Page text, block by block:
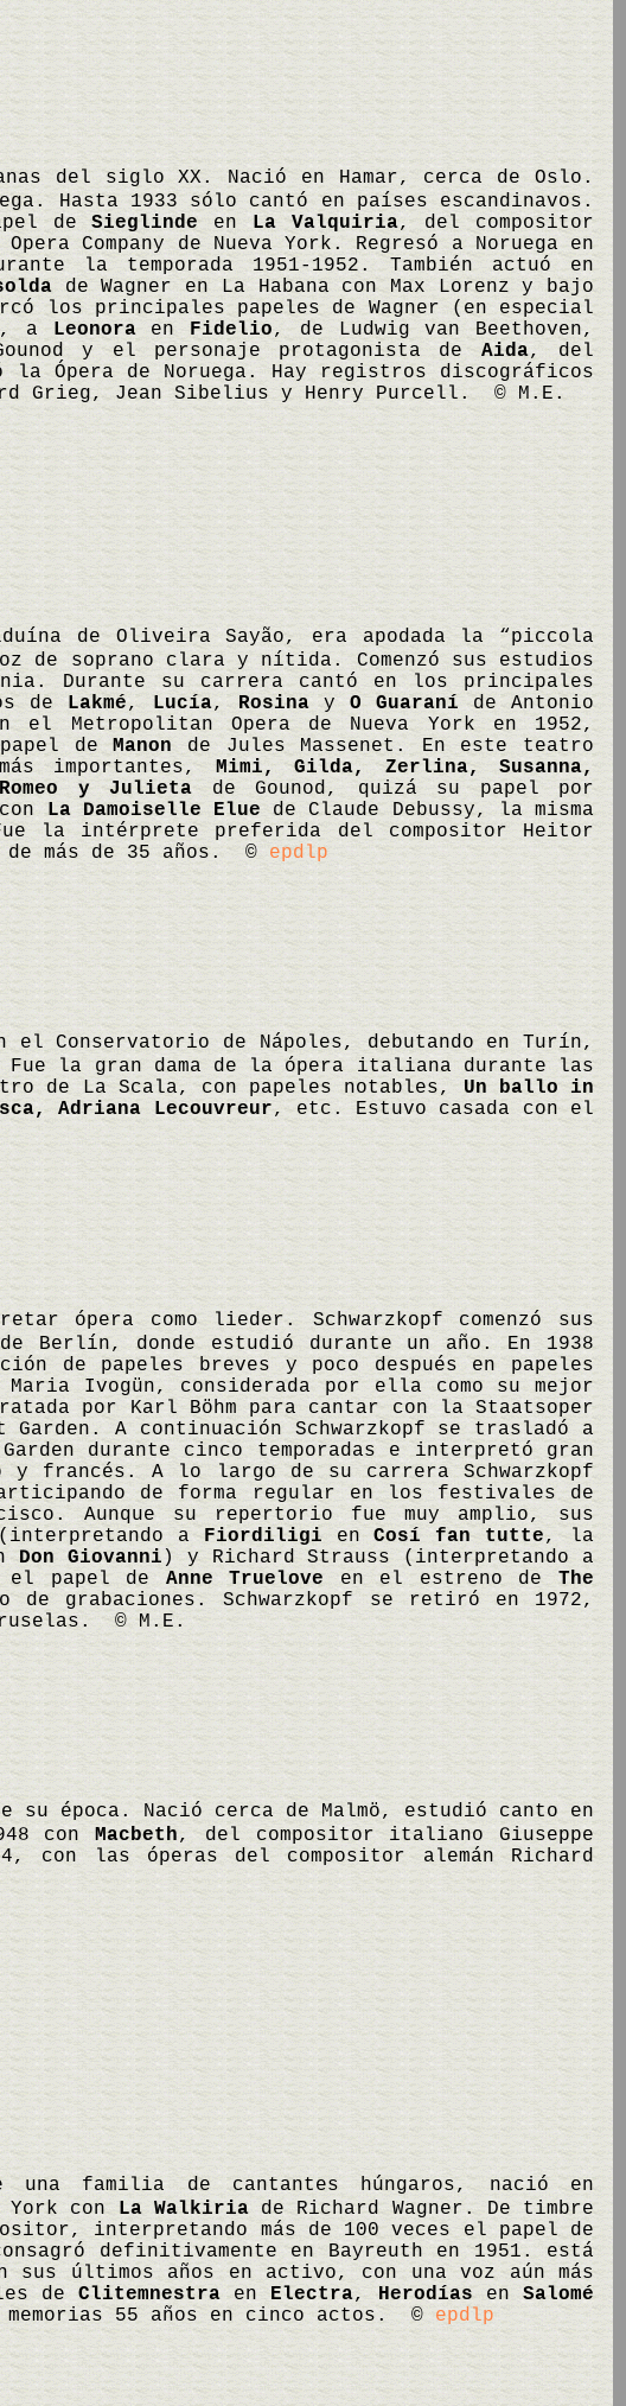
del siglo XX. Nació en Hamar, cerca de Oslo.
Hasta 1933 sólo cantó en países escandinavos.
deSieglindeen La Valquiria, del compositor
Company de Nueva York. Regresó a Noruega en
la temporada 1951-1952. También actuó en
de Wagner en La Habana con Max Lorenz y bajo
los principales papeles de Wagner (en especial
a Leonoraen Fidelio, de Ludwig van Beethoven,
y el personaje protagonista de Aida, del
Ópera de Noruega. Hay registros discográficos
Grieg, Jean Sibelius y Henry Purcell. © M.E.
de Oliveira Sayão, era apodada la “piccola
de soprano clara y nítida. Comenzó sus estudios
Durante su carrera cantó en los principales
de Lakmé, Lucía, Rosina y O Guaraní de Antonio
Metropolitan Opera de Nueva York en 1952,
papel deManon de Jules Massenet. En este teatro
importantes, Mimi, Gilda, Zerlina, Susanna,
Romeo y Julietade Gounod, quizá su papel por
La Damoiselle Elue de Claude Debussy, la misma
la intérprete preferida del compositor Heitor
más de 35 años. © epdlp
Conservatorio de Nápoles, debutando en Turín,
la gran dama de la ópera italiana durante las
de La Scala, con papeles notables, Un ballo in
Adriana Lecouvreur, etc. Estuvo casada con el
ópera como lieder. Schwarzkopf comenzó sus
Berlín, donde estudió durante un año. En 1938
de papeles breves y poco después en papeles
Ivogün, considerada por ella como su mejor
por Karl Böhm para cantar con la Staatsoper
Garden. A continuación Schwarzkopf se trasladó a
durante cinco temporadas e interpretó gran
francés. A lo largo de su carrera Schwarzkopf
de forma regular en los festivales de
Aunque su repertorio fue muy amplio, sus
(interpretando aFiordiligienCosí fan tutte, la
Don Giovanni ) y Richard Strauss (interpretando a
el papel de Anne Truelove en el estreno deThe
grabaciones. Schwarzkopf se retiró en 1972,
© M.E.
su época. Nació cerca de Malmö, estudió canto en
conMacbeth, del compositor italiano Giuseppe
con las óperas del compositor alemán Richard
una familia de cantantes húngaros, nació en
York con La Walkiriade Richard Wagner. De timbre
interpretando más de 100 veces el papel de
definitivamente en Bayreuth en 1951. está
sus últimos años en activo, con una voz aún más
deClitemnestra en Electra,HerodíasenSalomé
55 años en cinco actos. © epdlp